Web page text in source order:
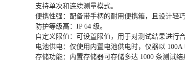
支持单次和连续测量模式。
便携性强：配备带手柄的耐用便携箱，且设计轻
防护等级高：IP 64 级。
自定义限值：可设置限值，用于对测试结果进行
电池供电：仅使用内置电池供电时，仪器以 100A
存储功能：内置存储器可存储多达 1000 条测试结